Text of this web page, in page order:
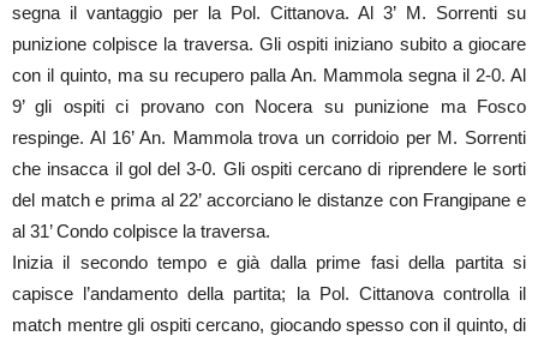
segna il vantaggio per la Pol. Cittanova. Al 3’ M. Sorrenti su
punizione colpisce la traversa. Gli ospiti iniziano subito a giocare
con il quinto, ma su recupero palla An. Mammola segna il 2-0. Al
9’ gli ospiti ci provano con Nocera su punizione ma Fosco
respinge. Al 16’ An. Mammola trova un corridoio per M. Sorrenti
che insacca il gol del 3-0. Gli ospiti cercano di riprendere le sorti
del match e prima al 22’ accorciano le distanze con Frangipane e
al 31’ Condo colpisce la traversa.
Inizia il secondo tempo e già dalla prime fasi della partita si
capisce l’andamento della partita; la Pol. Cittanova controlla il
match mentre gli ospiti cercano, giocando spesso con il quinto, di